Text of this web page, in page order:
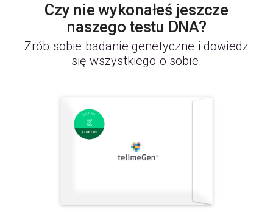
Czy nie wykonałeś jeszcze
naszego testu DNA?
Zrób sobie badanie genetyczne i dowiedz
się wszystkiego o sobie.